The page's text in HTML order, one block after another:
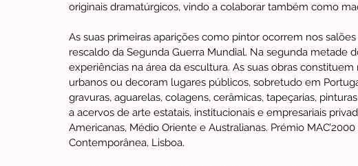
originais dramatúrgicos, vindo a colaborar também como
As suas primeiras aparições como pintor ocorrem nos
rescaldo da Segunda Guerra Mundial. Na segunda metade
experiências na área da escultura. As suas obras
urbanos ou decoram lugares públicos, sobretudo em
gravuras, aguarelas, colagens, cerâmicas, tapeçarias,
a acervos de arte estatais, institucionais e empresariais
Americanas, Médio Oriente e Australianas. Prémio
Contemporânea, Lisboa.